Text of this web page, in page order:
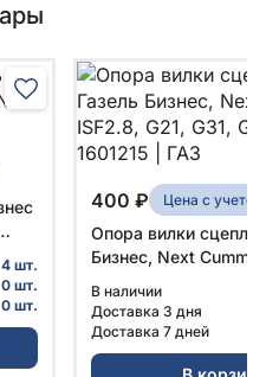
4 шт.
0 шт.
0 шт.
400 ₽ Цена с
Опора вилки
Бизнес, Next
ГАЗ
В наличии
Доставка 3 дня
Доставка 7 дней